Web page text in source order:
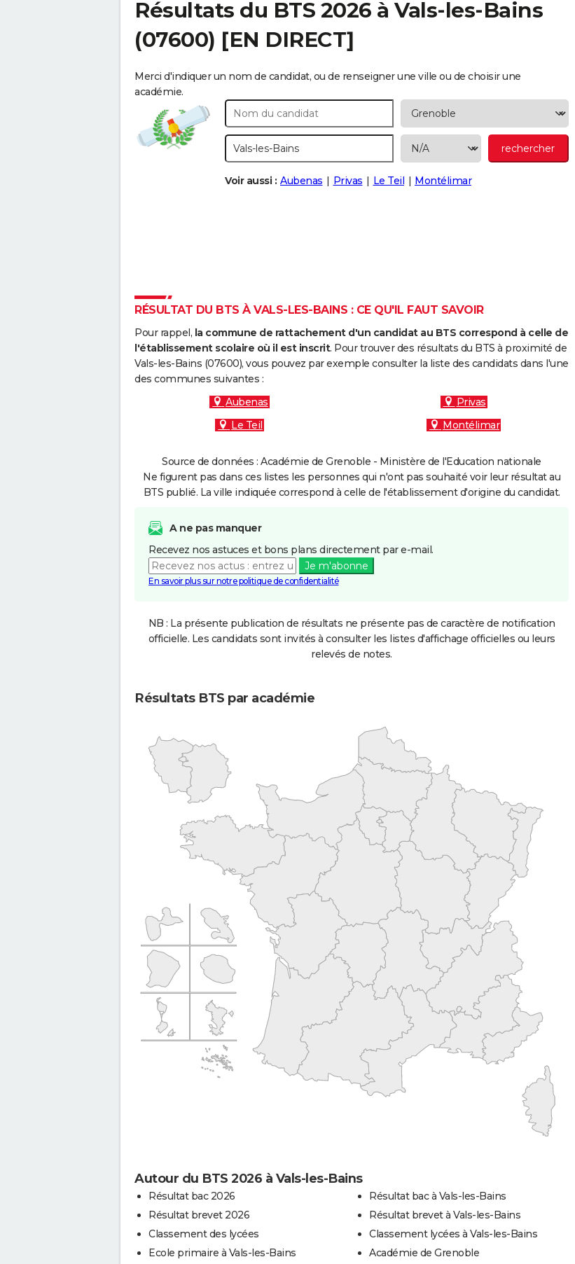
Résultats du BTS 2026 à Vals-les-Bains
(07600) [EN DIRECT]
Merci d'indiquer un nom de candidat, ou de renseigner une ville ou de choisir une
académie.
Voir aussi : Aubenas Privas Le Teil Montélimar
RÉSULTAT DU BTS À VALS-LES-BAINS : CE QU'IL FAUT SAVOIR
Pour rappel, la commune de rattachement d'un candidat au BTS correspond à celle de
l'établissement scolaire où il est inscrit. Pour trouver des résultats du BTS à proximité de
Vals-les-Bains (07600), vous pouvez par exemple consulter la liste des candidats dans l'une
des communes suivantes :
Aubenas
Privas
Le Teil
Montélimar
Source de données : Académie de Grenoble - Ministère de l'Education nationale
Ne figurent pas dans ces listes les personnes qui n'ont pas souhaité voir leur résultat au
BTS publié. La ville indiquée correspond à celle de l'établissement d'origine du candidat.
A ne pas manquer
Recevez nos astuces et bons plans directement par e-mail.
Je m'abonne
En savoir plus sur notre politique de confidentialité
NB : La présente publication de résultats ne présente pas de caractère de notification
officielle. Les candidats sont invités à consulter les listes d'affichage officielles ou leurs
relevés de notes.
Résultats BTS par académie
Autour du BTS 2026 à Vals-les-Bains
Résultat bac 2026
Résultat brevet 2026
Classement des lycées
Ecole primaire à Vals-les-Bains
Résultat bac à Vals-les-Bains
Résultat brevet à Vals-les-Bains
Classement lycées à Vals-les-Bains
Académie de Grenoble